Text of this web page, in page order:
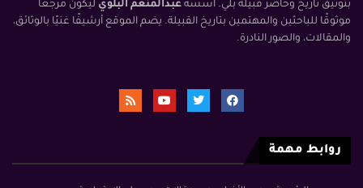
بتوثيق تاريخ وحاضر قبيلة بلي. أسسه عبدالمنعم البلوي ليكون مرجعًا
موثوقًا للباحثين والمهتمين بتاريخ القبيلة. يضم الموقع أرشيفًا غنيًا بالوثائق،
والمقالات، والصور النادرة.
روابط مهمة